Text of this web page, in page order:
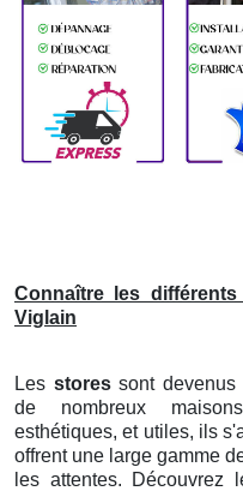
Connaître les
Viglain
Les storessont devenus
de nombreux
esthétiques, et utiles, ils
offrent une large gamme
les attentes. Découvrez